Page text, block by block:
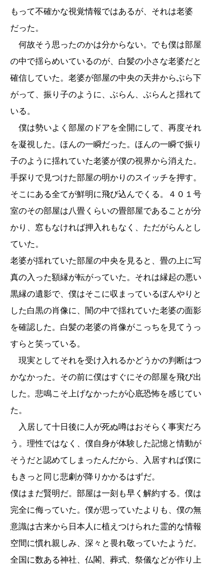
もって不確かな視覚情報ではあるが、それは老婆
だった。
何故そう思ったのかは分からない。でも僕は部屋
の中で揺らめいているのが、白髪の小さな老婆だと
確信していた。老婆が部屋の中央の天井からぶら下
がって、振り子のように、ぶらん、ぶらんと揺れて
いる。
僕は勢いよく部屋のドアを全開にして、再度それ
を凝視した。ほんの一瞬だった。ほんの一瞬で振り
子のように揺れていた老婆が僕の視界から消えた。
手探りで見つけた部屋の明かりのスイッチを押す。
そこにある全てが鮮明に飛び込んでくる。４０１号
室のその部屋は八畳くらいの畳部屋であることが分
かり、窓もなければ押入れもなく、ただがらんとし
ていた。
老婆が揺れていた部屋の中央を見ると、畳の上に写
真の入った額縁が転がっていた。それは縁起の悪い
黒縁の遺影で、僕はそこに収まっているぼんやりと
した白黒の肖像に、闇の中で揺れていた老婆の面影
を確認した。白髪の老婆の肖像がこっちを見てうっ
すらと笑っている。
現実としてそれを受け入れるかどうかの判断はつ
かなかった。その前に僕はすぐにその部屋を飛び出
した。悲鳴こそ上げなかったが心底恐怖を感じてい
た。
入居して十日後に人が死ぬ噂はおそらく事実だろ
う。理性ではなく、僕自身が体験した記憶と情動が
そうだと認めてしまったんだから、入居すれば僕に
もきっと同じ悲劇が降りかかるはずだ。
僕はまだ賢明だ。部屋は一刻も早く解約する。僕は
完全に侮っていた。僕が思っていたよりも、僕の無
意識は古来から日本人に植えつけられた霊的な情報
空間に慣れ親しみ、深々と畏れ敬っていたようだ。
全国に数ある神社、仏閣、葬式、祭儀などが作り上